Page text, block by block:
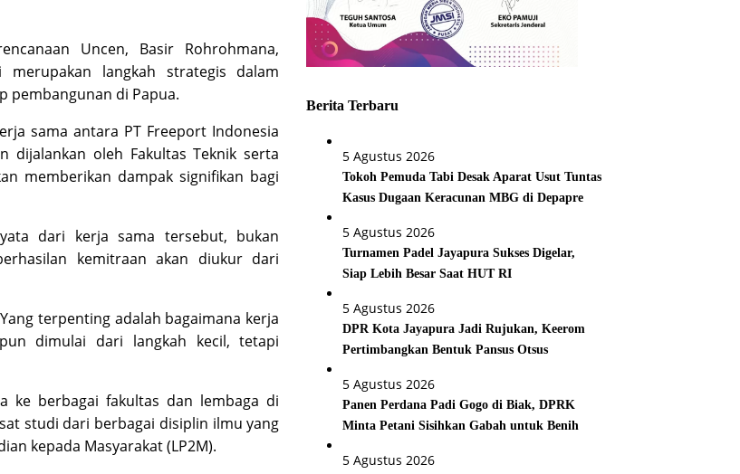
Uncen, Basir Rohrohmana,
merupakan langkah strategis dalam
pembangunan di Papua.
sama antara PT Freeport Indonesia
dijalankan oleh Fakultas Teknik serta
memberikan dampak signifikan bagi
dari kerja sama tersebut, bukan
kemitraan akan diukur dari
terpenting adalah bagaimana kerja
dimulai dari langkah kecil, tetapi
ke berbagai fakultas dan lembaga di
studi dari berbagai disiplin ilmu yang
kepada Masyarakat (LP2M).
Berita Terbaru
5 Agustus 2026
Tokoh Pemuda Tabi Desak Aparat Usut Tuntas
Kasus Dugaan Keracunan MBG di Depapre
5 Agustus 2026
Turnamen Padel Jayapura Sukses Digelar,
Siap Lebih Besar Saat HUT RI
5 Agustus 2026
DPR Kota Jayapura Jadi Rujukan, Keerom
Pertimbangkan Bentuk Pansus Otsus
5 Agustus 2026
Panen Perdana Padi Gogo di Biak, DPRK
Minta Petani Sisihkan Gabah untuk Benih
5 Agustus 2026